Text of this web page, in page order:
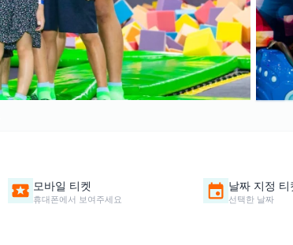
모바일 티켓
휴대폰에서 보여주세요
날짜 지정 티
선택한 날짜